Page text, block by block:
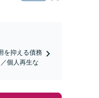
を抑える債務
個人再生な